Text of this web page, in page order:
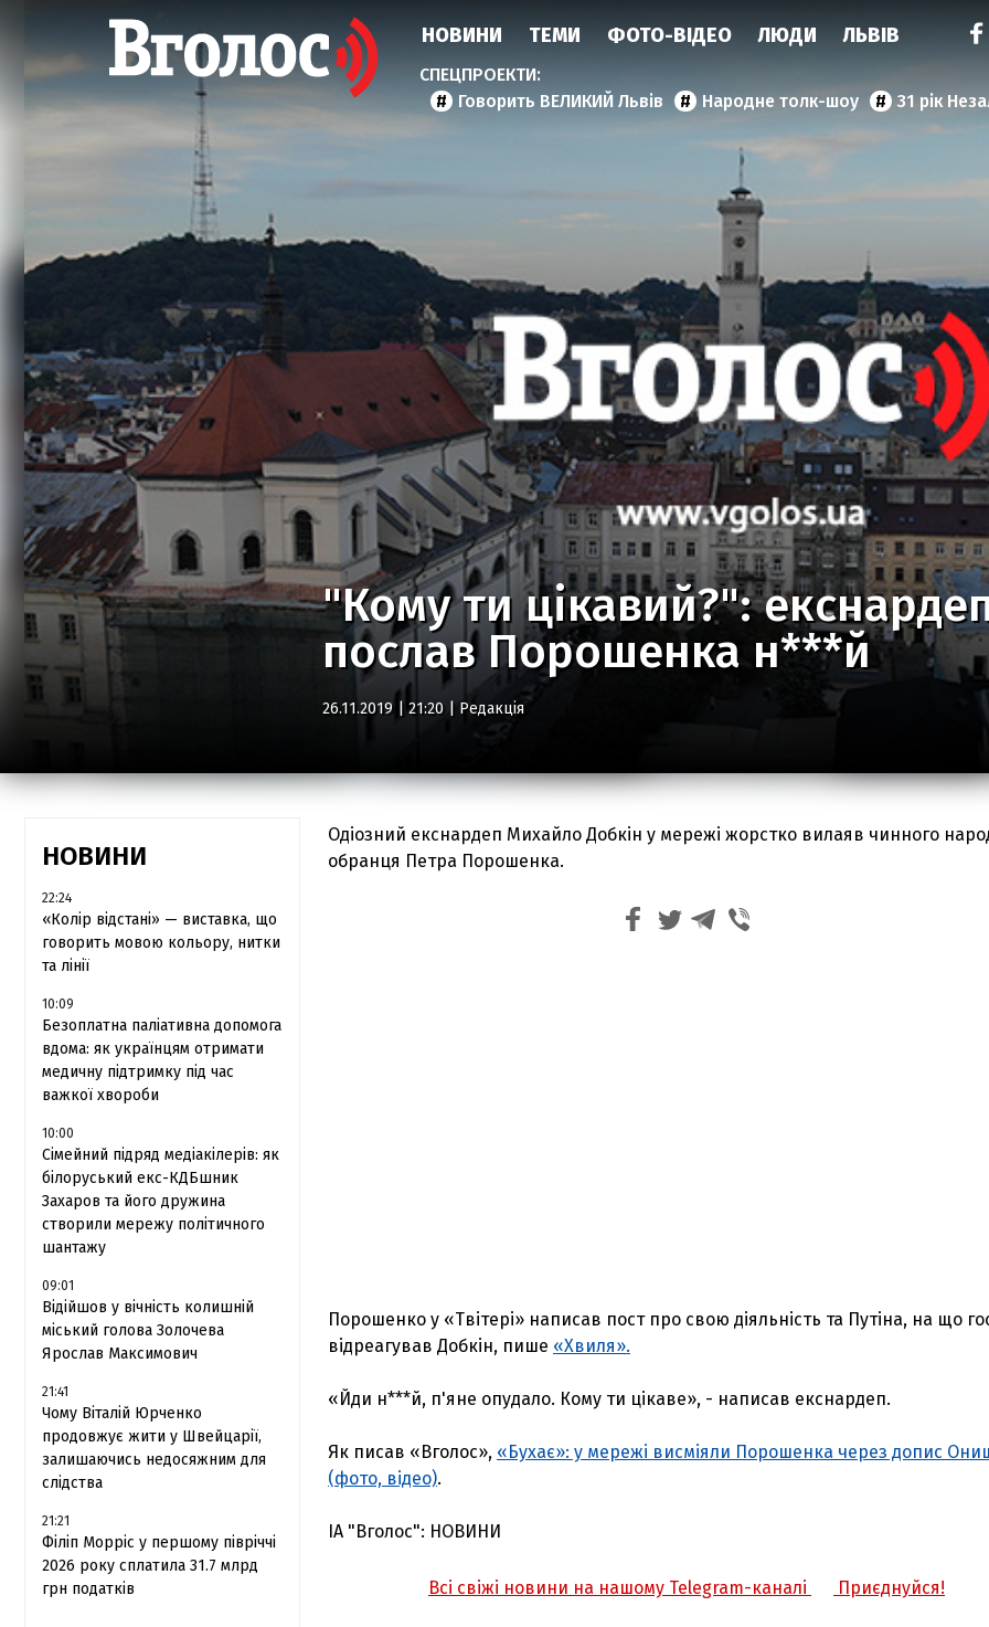
НОВИНИ ТЕМИ ФОТО-ВІДЕО ЛЮДИ ЛЬВІВ
Говорить ВЕЛИКИЙ Львів Народне толк-шоу 31 рік
"Кому ти цікавий?":
послав Порошенка н***й
26.11.2019 | 21:20 | Редакція
НОВИНИ
22:24
«Колір відстані» — виставка, що
говорить мовою кольору, нитки
та лінії
10:09
Безоплатна паліативна допомога
вдома: як українцям отримати
медичну підтримку під час
важкої хвороби
10:00
Сімейний підряд медіакілерів: як
білоруський екс-КДБшник
Захаров та його дружина
створили мережу політичного
шантажу
09:01
Відійшов у вічність колишній
міський голова Золочева
Ярослав Максимович
21:41
Чому Віталій Юрченко
продовжує жити у Швейцарії,
залишаючись недосяжним для
слідства
21:21
Філіп Морріс у першому півріччі
2026 року сплатила 31.7 млрд
грн податків
Одіозний екснардеп Михайло Добкін у мережі жорстко вилаяв чинного
обранця Петра Порошенка.
Порошенко у «Твітері» написав пост про свою діяльність та Путіна, на що
відреагував Добкін, пише «Хвиля».
«Йди н***й, п'яне опудало. Кому ти цікаве», - написав екснардеп.
Як писав «Вголос», «Бухає»: у мережі висміяли Порошенка через допис
(фото, відео).
ІА "Вголос": НОВИНИ
Всі свіжі новини на нашому Telegram-каналі Приєднуйся!